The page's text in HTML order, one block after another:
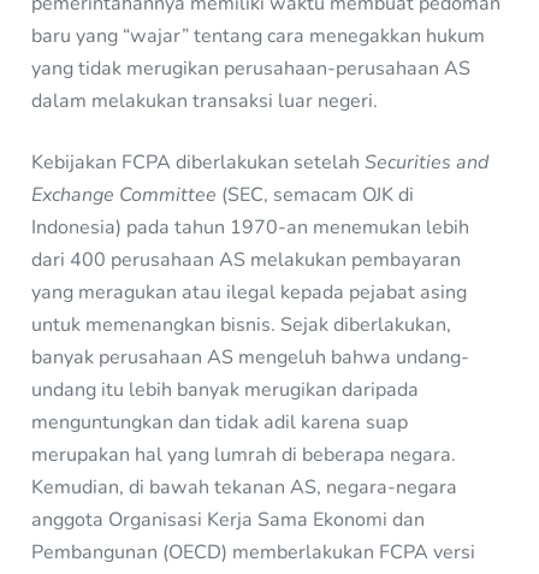
baru yang “wajar” tentang cara menegakkan hukum
yang tidak merugikan perusahaan-perusahaan AS
dalam melakukan transaksi luar negeri.
Kebijakan FCPA diberlakukan setelahSecurities and
Exchange Committee (SEC, semacam OJK di
Indonesia) pada tahun 1970-an menemukan lebih
dari 400 perusahaan AS melakukan pembayaran
yang meragukan atau ilegal kepada pejabat asing
untuk memenangkan bisnis. Sejak diberlakukan,
banyak perusahaan AS mengeluh bahwa undang-
undang itu lebih banyak merugikan daripada
menguntungkan dan tidak adil karena suap
merupakan hal yang lumrah di beberapa negara.
Kemudian, di bawah tekanan AS, negara-negara
anggota Organisasi Kerja Sama Ekonomi dan
Pembangunan (OECD) memberlakukan FCPA versi